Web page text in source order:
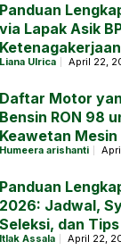
Panduan
via Lapak Asik
Liana Ulrica April 22,
Daftar Motor
Bensin RON 98
Keawetan Mesin
Humeera arishanti
Panduan
2026: Jadwal,
Seleksi, dan
Itlak Assala April 22,